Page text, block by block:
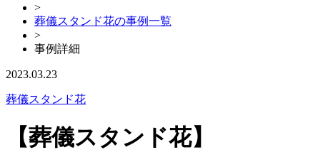
>
葬儀スタンド花の事例一覧
>
事例詳細
2023.03.23
葬儀スタンド花
【葬儀スタンド花】